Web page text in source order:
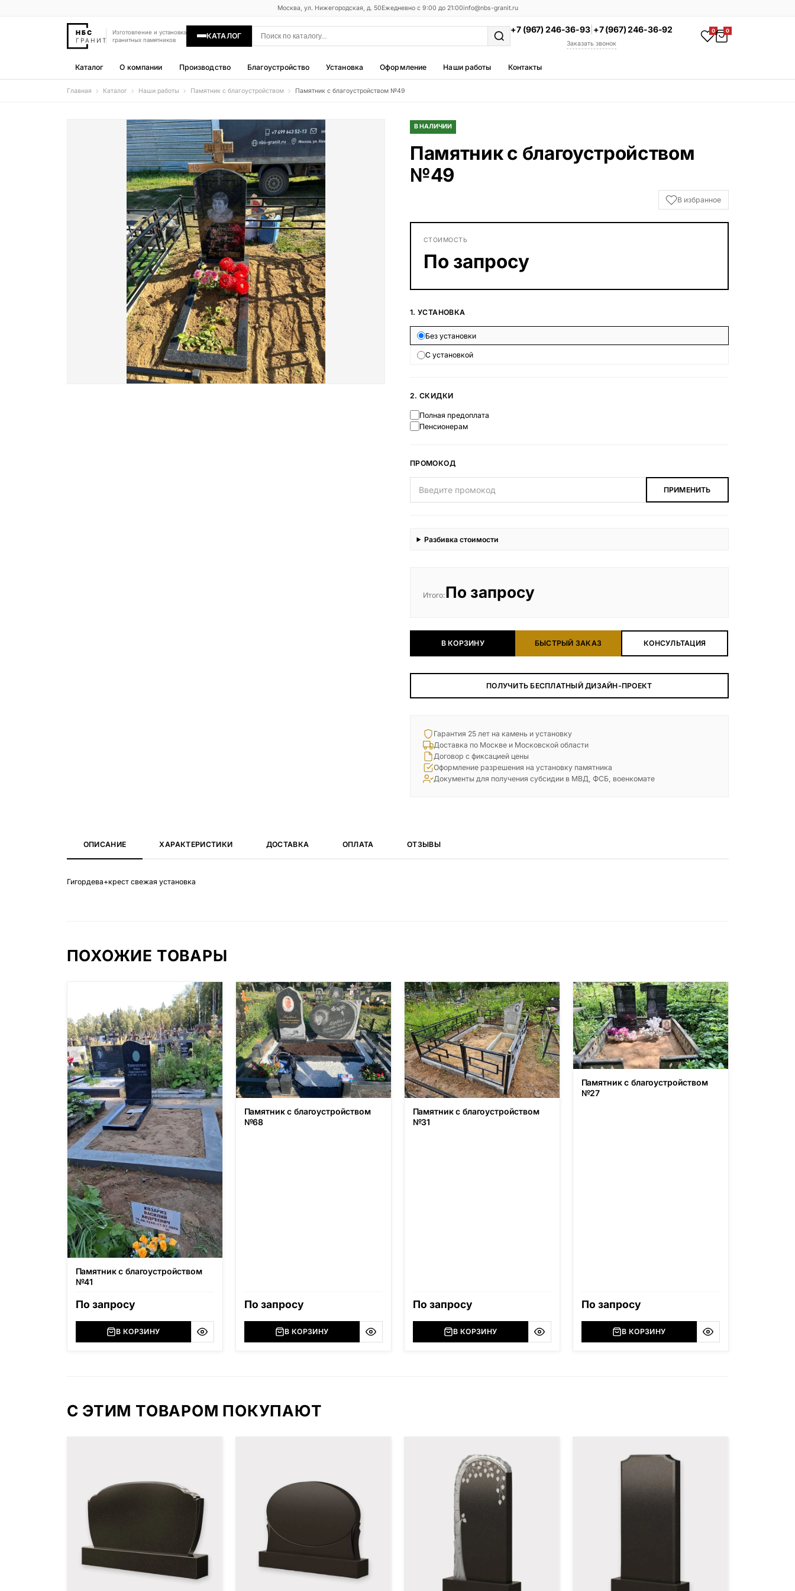
Москва, ул. Нижегородская, д. 50Ежедневно с 9:00 до 21:00info@nbs-granit.ru
Изготовление и установка
гранитных памятников
КАТАЛОГ
+7 (967) 246-36-93| +7 (967) 246-36-92
Заказать звонок
0 0
Каталог О компании Производство Благоустройство Установка Оформление Наши работы Контакты
Гравировка
77 моделей
Надгробные плиты
30 моделей
Благоустройство
Гранитные ограды
15 моделей
Гранитные цветники
7 моделей
Вазы и лампады
24 модели
УСЛУГИ
ВЕСЬ КАТАЛОГ
Главная Каталог Наши работы Памятник с благоустройством Памятник с благоустройством №49
В НАЛИЧИИ
Памятник с благоустройством
№49
В избранное
СТОИМОСТЬ
По запросу
1. УСТАНОВКА
Без установки
С установкой
2. СКИДКИ
Полная предоплата
Пенсионерам
ПРОМОКОД
ПРИМЕНИТЬ
Разбивка стоимости
Итого:По запросу
В КОРЗИНУ БЫСТРЫЙ ЗАКАЗ КОНСУЛЬТАЦИЯ
ПОЛУЧИТЬ БЕСПЛАТНЫЙ ДИЗАЙН-ПРОЕКТ
Гарантия 25 лет на камень и установку
Доставка по Москве и Московской области
Договор с фиксацией цены
Оформление разрешения на установку памятника
Документы для получения субсидии в МВД, ФСБ, военкомате
ОПИСАНИЕ ХАРАКТЕРИСТИКИ ДОСТАВКА ОПЛАТА ОТЗЫВЫ
Гигордева+крест свежая установка
ПОХОЖИЕ ТОВАРЫ
Памятник с благоустройством
№41
По запросу
В КОРЗИНУ
Памятник с благоустройством
№68
По запросу
В КОРЗИНУ
Памятник с благоустройством
№31
По запросу
В КОРЗИНУ
Памятник с благоустройством
№27
По запросу
В КОРЗИНУ
С ЭТИМ ТОВАРОМ ПОКУПАЮТ